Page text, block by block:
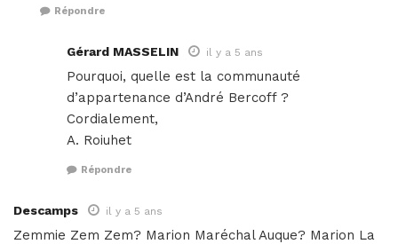
Répondre
Gérard MASSELIN il y a 5 ans
Pourquoi, quelle est la communauté
d’appartenance d’André Bercoff ?
Cordialement,
A. Roiuhet
Répondre
Descamps il y a 5 ans
Zemmie Zem Zem? Marion Maréchal Auque? Marion La